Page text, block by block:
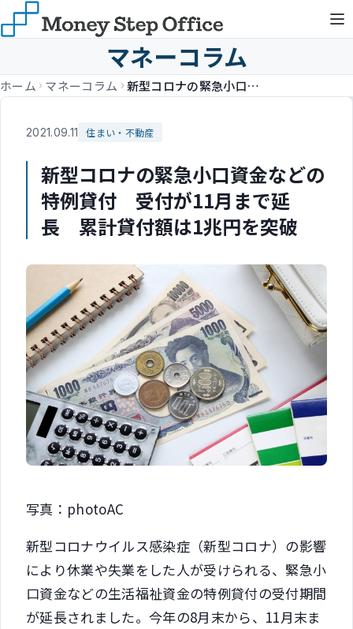
マネーコラム
ホーム マネーコラム 新型コロナの緊急小口資金などの特例貸付 受付が11月まで延長 累計貸付額は1兆円を突破
2021.09.11 住まい・不動産
新型コロナの緊急小口資金などの
特例貸付 受付が11月まで延
長 累計貸付額は1兆円を突破
写真：photoAC
新型コロナウイルス感染症（新型コロナ）の影響
により休業や失業をした人が受けられる、緊急小
口資金などの生活福祉資金の特例貸付の受付期間
が延長されました。今年の8月末から、11月末ま